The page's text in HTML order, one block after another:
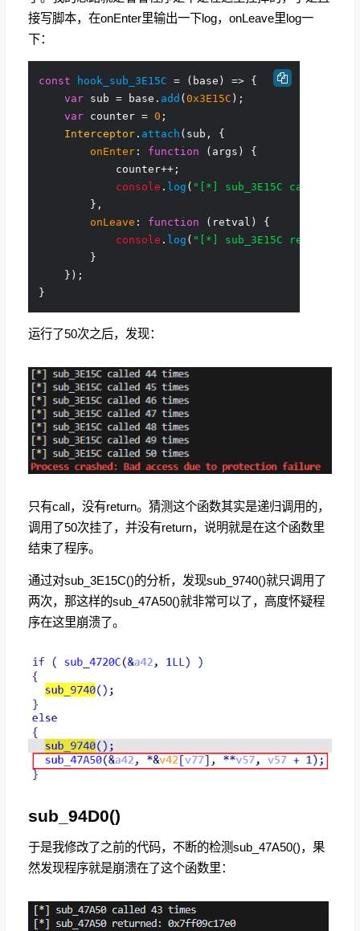
接写脚本，在onEnter里输出一下log，onLeave里log一
下：
const hook_sub_3E15C = ( base) => {
var sub = base. add (0x3E15C);
var counter = 0 ;
Interceptor. attach(sub, {
onEnter: function (args) {
            counter++;
console . log( "[*] sub_3E15C called "
        },
onLeave : function ( retval ) {
console . log( "[*] sub_3E15C returned: "
        }
    });
运行了50次之后，发现：
只有call，没有return。猜测这个函数其实是递归调用的，
调用了50次挂了，并没有return，说明就是在这个函数里
结束了程序。
通过对sub_3E15C()的分析，发现sub_9740()就只调用了
两次，那这样的sub_47A50()就非常可以了，高度怀疑程
序在这里崩溃了。
sub_94D0()
于是我修改了之前的代码，不断的检测sub_47A50()，果
然发现程序就是崩溃在了这个函数里：